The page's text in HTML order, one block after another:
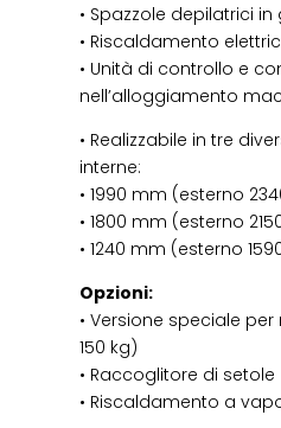
• Spazzole depilatrici
• Riscaldamento
• Unità di controllo e
nell’alloggiamento
• Realizzabile in tre
interne:
• 1990 mm (esterno
• 1800 mm (esterno
• 1240 mm (esterno
Opzioni:
• Versione speciale
150 kg)
• Raccoglitore di setole
• Riscaldamento a